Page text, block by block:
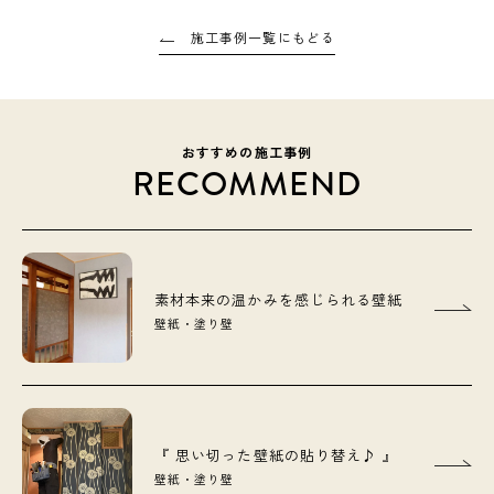
施工事例一覧にもどる
おすすめの施工事例
RECOMMEND
素材本来の温かみを感じられる壁紙
壁紙・塗り壁
『 思い切った壁紙の貼り替え♪ 』
壁紙・塗り壁